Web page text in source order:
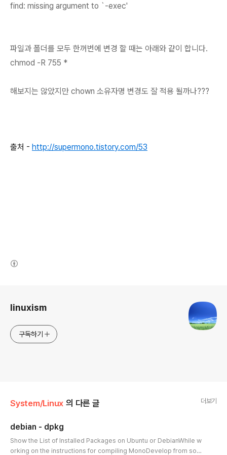
find: missing argument to `-exec'
파일과 폴더를 모두 한꺼번에 변경 할 때는 아래와 같이 합니다.
chmod -R 755 *
해보지는 않았지만 chown 소유자명 변경도 잘 적용 될까나???
출처 - http://supermono.tistory.com/53
linuxism
구독하기
System/Linux 의 다른 글 더보기
debian - dpkg
Show the List of Installed Packages on Ubuntu or DebianWhile w
orking on the instructions for compiling MonoDevelop from sour